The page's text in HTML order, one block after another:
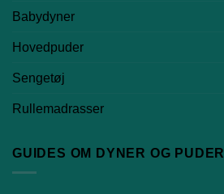
Babydyner
Hovedpuder
Sengetøj
Rullemadrasser
GUIDES OM DYNER OG PUDER